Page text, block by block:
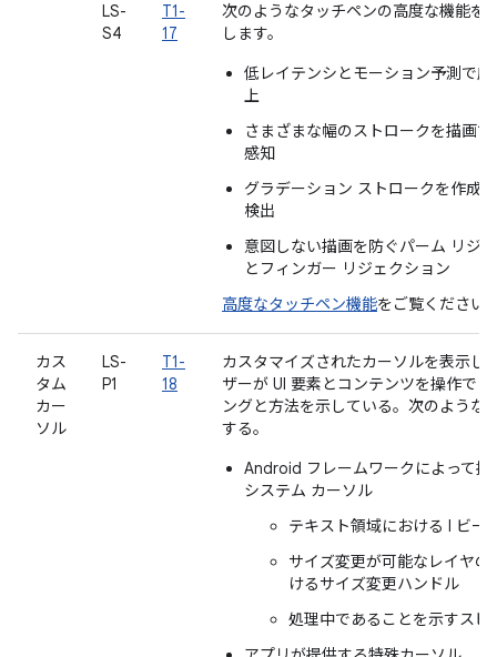
LS-
S4
T1-
17
次のようなタッチペンの高度な機能を
します。
低レイテンシとモーション予測で応
上
さまざまな幅のストロークを描画
感知
グラデーション ストロークを作成
検出
意図しない描画を防ぐパーム リジ
とフィンガー リジェクション
高度なタッチペン機能をご覧ください
カス
タム
カー
ソル
LS-
P1
T1-
18
カスタマイズされたカーソルを表示し
ザーが UI 要素とコンテンツを操作で
ングと方法を示している。次のような
する。
Android フレームワークによって提
システム カーソル
テキスト領域における I ビー
サイズ変更が可能なレイヤの
けるサイズ変更ハンドル
処理中であることを示すスピ